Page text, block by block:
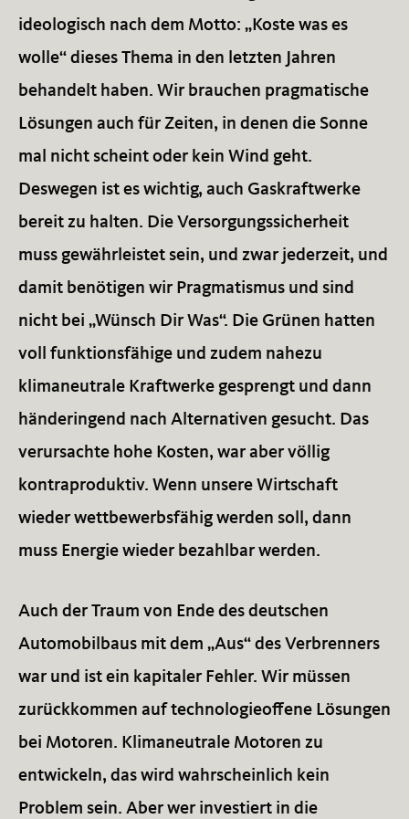
ideologisch nach dem Motto: „Koste was es
wolle“ dieses Thema in den letzten Jahren
behandelt haben. Wir brauchen pragmatische
Lösungen auch für Zeiten, in denen die Sonne
mal nicht scheint oder kein Wind geht.
Deswegen ist es wichtig, auch Gaskraftwerke
bereit zu halten. Die Versorgungssicherheit
muss gewährleistet sein, und zwar jederzeit, und
damit benötigen wir Pragmatismus und sind
nicht bei „Wünsch Dir Was“. Die Grünen hatten
voll funktionsfähige und zudem nahezu
klimaneutrale Kraftwerke gesprengt und dann
händeringend nach Alternativen gesucht. Das
verursachte hohe Kosten, war aber völlig
kontraproduktiv. Wenn unsere Wirtschaft
wieder wettbewerbsfähig werden soll, dann
muss Energie wieder bezahlbar werden.
Auch der Traum von Ende des deutschen
Automobilbaus mit dem „Aus“ des Verbrenners
war und ist ein kapitaler Fehler. Wir müssen
zurückkommen auf technologieoffene Lösungen
bei Motoren. Klimaneutrale Motoren zu
entwickeln, das wird wahrscheinlich kein
Problem sein. Aber wer investiert in die